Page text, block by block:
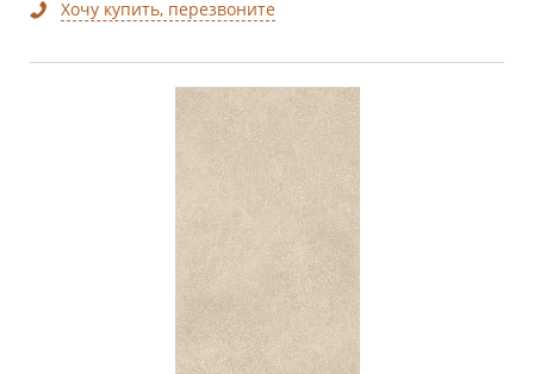
Хочу купить, перезвоните